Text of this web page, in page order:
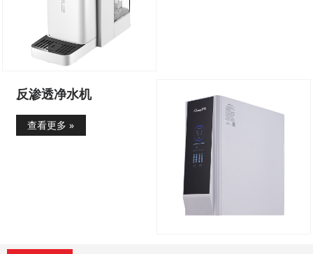
反渗透净水机
查看更多 »